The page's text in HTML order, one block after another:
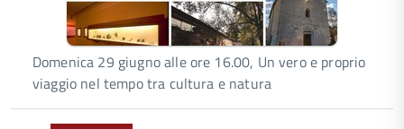
Domenica 29 giugno alle ore 16.00, Un vero e proprio
viaggio nel tempo tra cultura e natura